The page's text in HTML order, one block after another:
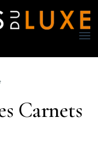
Carnets